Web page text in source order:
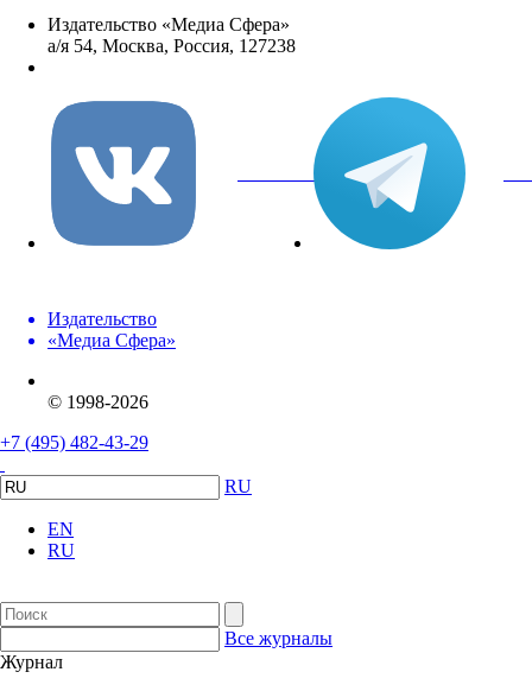
Издательство «Медиа Сфера»
а/я 54, Москва, Россия, 127238
вКонтакте
Издательство
«Медиа Сфера»
© 1998-2026
+7 (495) 482-43-29
RU
EN
RU
Все журналы
Журнал